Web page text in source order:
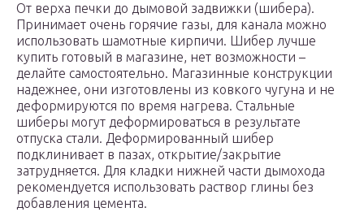
От верха печки до дымовой задвижки (шибера).
Принимает очень горячие газы, для канала можно
использовать шамотные кирпичи. Шибер лучше
купить готовый в магазине, нет возможности –
делайте самостоятельно. Магазинные конструкции
надежнее, они изготовлены из ковкого чугуна и не
деформируются по время нагрева. Стальные
шиберы могут деформироваться в результате
отпуска стали. Деформированный шибер
подклинивает в пазах, открытие/закрытие
затрудняется. Для кладки нижней части дымохода
рекомендуется использовать раствор глины без
добавления цемента.